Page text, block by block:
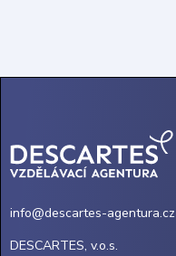
info@descartes-agentura.cz
DESCARTES, v.o.s.